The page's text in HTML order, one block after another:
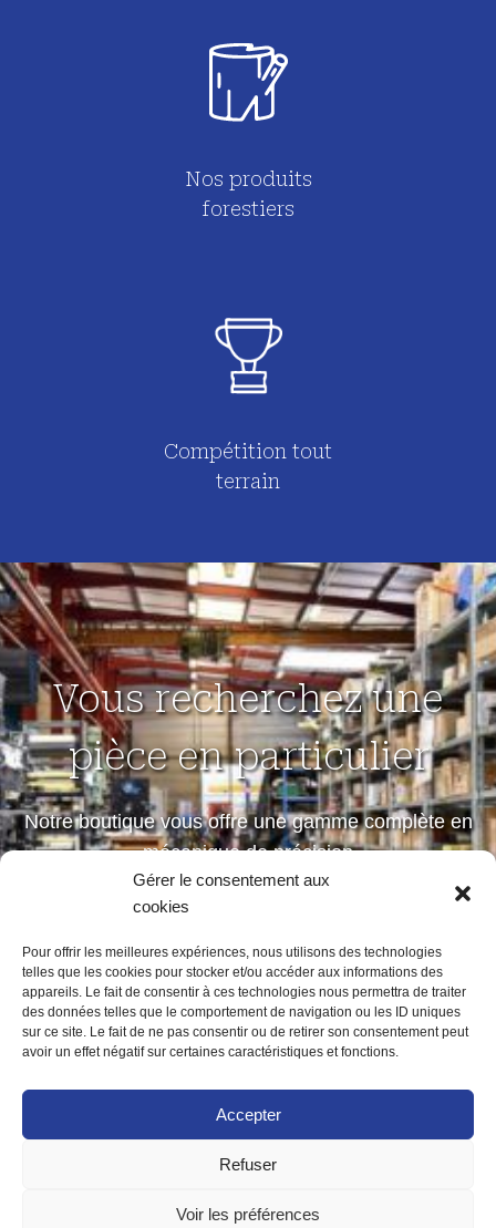
Gérer le consentement aux
cookies
Pour offrir les meilleures expériences, nous utilisons des technologies
telles que les cookies pour stocker et/ou accéder aux informations des
appareils. Le fait de consentir à ces technologies nous permettra de traiter
des données telles que le comportement de navigation ou les ID uniques
sur ce site. Le fait de ne pas consentir ou de retirer son consentement peut
avoir un effet négatif sur certaines caractéristiques et fonctions.
Accepter
Refuser
Voir les préférences
Nos produits
forestiers
Compétition tout
terrain
Vous recherchez une
pièce en particulier
Notre boutique vous offre une gamme complète en
mécanique de précision
petites et moyennes séries
Notre boutique
MENTIONS LÉGALES
POLITIQUE DE CONFIDENTIALITÉ